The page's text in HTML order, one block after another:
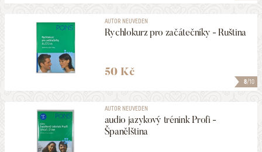
8/10
AUTOR NEUVEDEN
Rychlokurz pro začátečníky - Ruština
50 Kč
AUTOR NEUVEDEN
audio jazykový trénink Profi -
Španělština